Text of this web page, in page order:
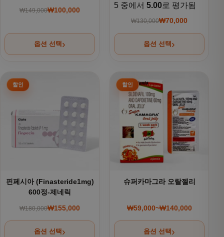
₩149,000 원래 가격: ₩149,000.
₩100,000
현재 가격: ₩100,000.
옵션 선택
5 중에서 5.00로 평가됨
₩130,000원래 가격:
₩70,000
현재 가격: ₩70,000.
옵션 선택
핀페시아 (Finasteride1mg)
600정-제네릭
₩180,000 원래 가격: ₩180,000.
₩155,000
현재 가격: ₩155,000.
옵션 선택
여러 상품 옵션이 이 상품에 있습니다. 상품 페이지에서 옵션
슈퍼카마그라 오랄젤리
₩59,000~₩140,000
가격 범위:
옵션 선택
여러 상품 옵션이 이 상품에